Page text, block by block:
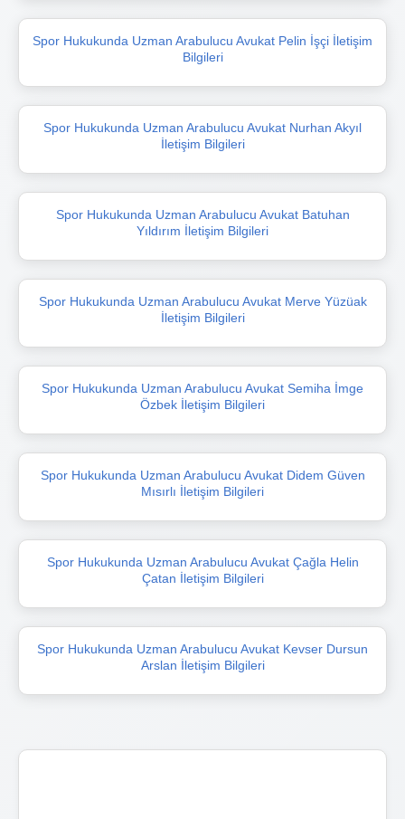
Spor Hukukunda Uzman Arabulucu Avukat Pelin İşçi İletişim
Bilgileri
Spor Hukukunda Uzman Arabulucu Avukat Nurhan Akyıl
İletişim Bilgileri
Spor Hukukunda Uzman Arabulucu Avukat Batuhan
Yıldırım İletişim Bilgileri
Spor Hukukunda Uzman Arabulucu Avukat Merve Yüzüak
İletişim Bilgileri
Spor Hukukunda Uzman Arabulucu Avukat Semiha İmge
Özbek İletişim Bilgileri
Spor Hukukunda Uzman Arabulucu Avukat Didem Güven
Mısırlı İletişim Bilgileri
Spor Hukukunda Uzman Arabulucu Avukat Çağla Helin
Çatan İletişim Bilgileri
Spor Hukukunda Uzman Arabulucu Avukat Kevser Dursun
Arslan İletişim Bilgileri